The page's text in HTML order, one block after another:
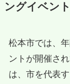
ングイベン
松本市では、
ントが開催さ
は、市を代表